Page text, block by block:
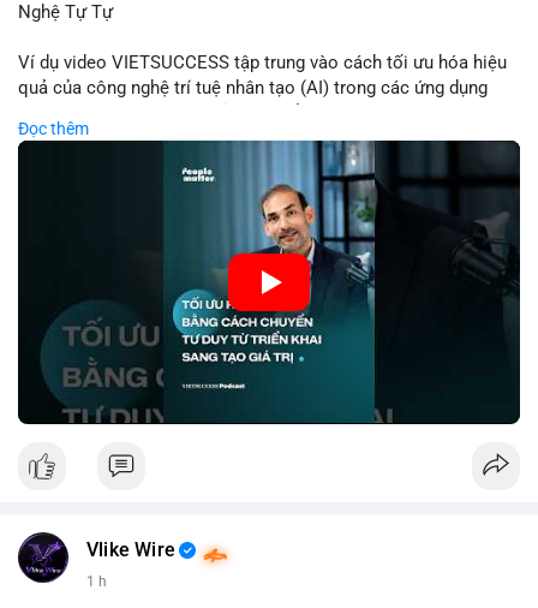
Nghệ Tự Tự
Ví dụ video VIETSUCCESS tập trung vào cách tối ưu hóa hiệu
quả của công nghệ trí tuệ nhân tạo (AI) trong các ứng dụng
đoán xu hướng thị trường, và tự động hóa quy trình trong lĩnh
vực tài chính và crypto. Bài đăng nhấn mạnh vai trò của AI
trong việc giảm thiểu sai lầm, tăng tốc độ xử lý, và hỗ trợ quyết
định dựa trên dữ liệu. Điều này đặc biệt quan trọng trong thời
kỳ phát triển nhanh chóng của ngành crypto, nơi tính chính xác
và tốc độ là yếu tố quyết định.
🎥 Xem video trực tiếp tại:
Nguồn: VIETSUCCESS
Đọc thêm
Vlike Wire
1 h